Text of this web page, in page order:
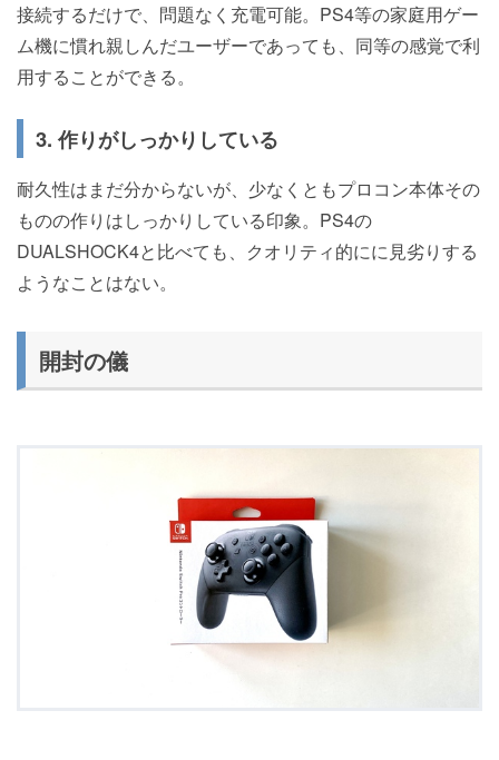
接続するだけで、問題なく充電可能。PS4等の家庭用ゲー
ム機に慣れ親しんだユーザーであっても、同等の感覚で利
用することができる。
3. 作りがしっかりしている
耐久性はまだ分からないが、少なくともプロコン本体その
ものの作りはしっかりしている印象。PS4の
DUALSHOCK4と比べても、クオリティ的にに見劣りする
ようなことはない。
開封の儀